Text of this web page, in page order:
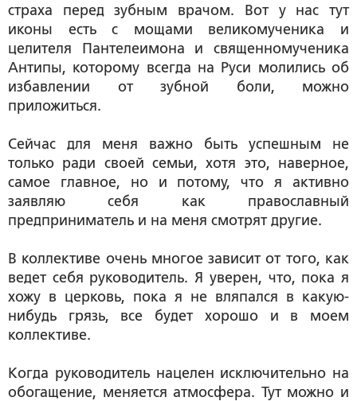
страха перед зубным врачом. Вот у нас тут
иконы есть с мощами великомученика и
целителя Пантелеимона и священномученика
Антипы, которому всегда на Руси молились об
избавлении от зубной боли, можно
приложиться.
Сейчас для меня важно быть успешным не
только ради своей семьи, хотя это, наверное,
самое главное, но и потому, что я активно
заявляю себя как православный
предприниматель и на меня смотрят другие.
В коллективе очень многое зависит от того, как
ведет себя руководитель. Я уверен, что, пока я
хожу в церковь, пока я не вляпался в какую-
нибудь грязь, все будет хорошо и в моем
коллективе.
Когда руководитель нацелен исключительно на
обогащение, меняется атмосфера. Тут можно и